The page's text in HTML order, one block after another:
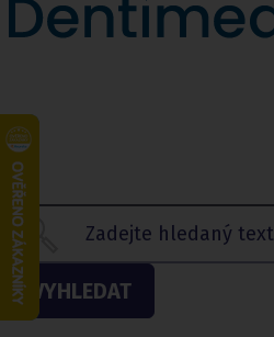
VYHLEDAT